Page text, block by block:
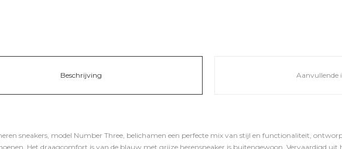
Beschrijving Aanvullende
sneakers, model Number Three, belichamen een perfecte mix van stijl en functionaliteit,
Het draagcomfort is van de blauw met grijze herensneaker is buitengewoon. Vervaardigd uit